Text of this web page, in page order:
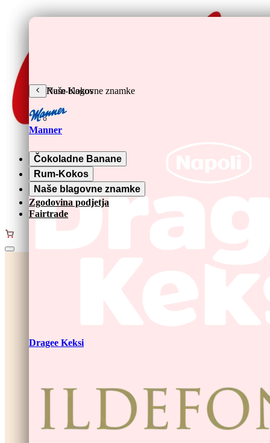
Preskoči na glavno vsebino
Čokoladne Banane
Čokoladne Banane
Rum-Kokos
Rum-Kokos
Naše blagovne znamke
Naše blagovne znamke
Manner
Dragee Keksi
Zgodovina podjetja
Fairtrade